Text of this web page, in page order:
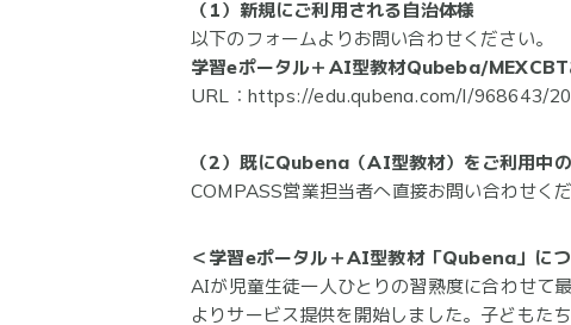
（1）新規にご利用される自治体様
以下のフォームよりお問い合わせください。
学習eポータル＋AI型教材Qubeba/MEXCBT
URL：https://edu.qubena.com/l/968643/
（2）既にQubena（AI型教材）をご利用中
COMPASS営業担当者へ直接お問い合わせくだ
＜学習eポータル＋AI型教材「Qubena」につ
AIが児童生徒一人ひとりの習熟度に合わせて
よりサービス提供を開始しました。子どもた